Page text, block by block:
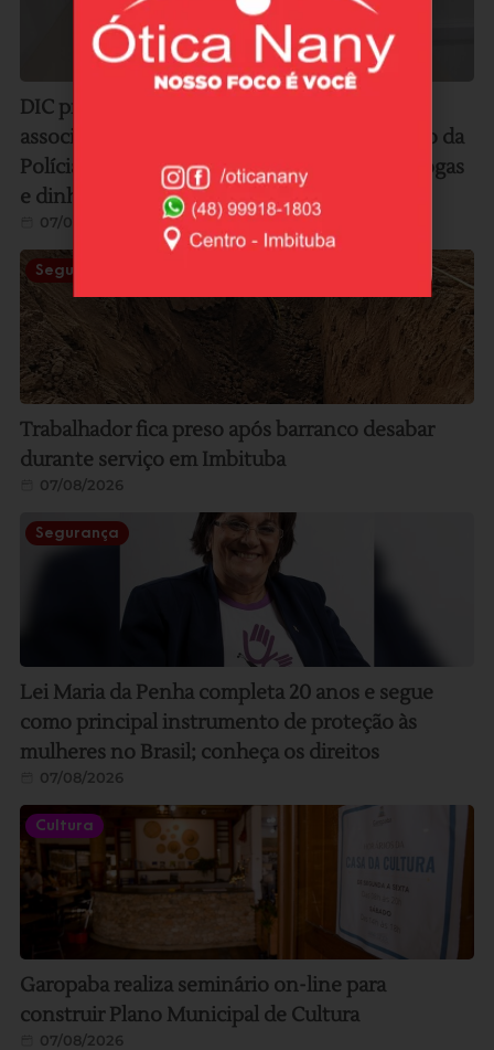
DIC prende duas mulheres por tráfico e
associação para o tráfico; operação teve apoio da
Polícia Militar e resultou na apreensão de drogas
e dinheiro
07/08/2026
Segurança
Trabalhador fica preso após barranco desabar
durante serviço em Imbituba
07/08/2026
Segurança
Lei Maria da Penha completa 20 anos e segue
como principal instrumento de proteção às
mulheres no Brasil; conheça os direitos
07/08/2026
Cultura
Garopaba realiza seminário on-line para
construir Plano Municipal de Cultura
07/08/2026